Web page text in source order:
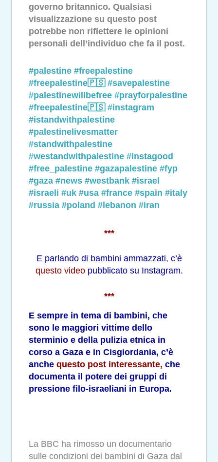
governo britannico. Qualsiasi
visualizzazione su questo post
potrebbe non riflettere le opinioni
personali dell’individuo che fa il post.
#palestine #freepalestine
#freepalestine🇵🇸 #savepalestine
#palestinewillbefree #prayforpalestine
#freepalestine🇵🇸 #instagram
#istandwithpalestine
#palestinelivesmatter
#standwithpalestine
#westandwithpalestine #instagood
#free_palestine #gazapalestine #fyp
#gaza #news #westbank #israel
#israeli #uk #usa #france #spain #italy
#russia #poland #lebanon #iran
***
E parlando di bambini ammazzati, c’è
questo videopubblicato su Instagram.
***
E sempre in tema di bambini, che
sono le maggiori vittime dello
sterminio e della pulizia etnica in
corso a Gaza e in Cisgiordania, c’è
anche questo post interessante, che
documenta il potere dei gruppi di
pressione filo-israeliani in Europa.
La BBC ha rimosso un documentario
sulle condizioni dei bambini di Gaza dal